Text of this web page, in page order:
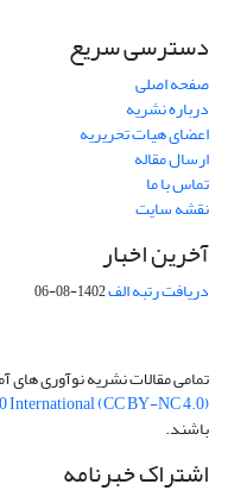
دسترسی سریع
صفحه اصلی
درباره نشریه
اعضای هیات تحریریه
ارسال مقاله
تماس با ما
نقشه سایت
آخرین اخبار
دریافت رتبه الف1402-08-06
تمامی مقالات نشریه نوآوری
(CC BY-NC 4.0)
باشند.
اشتراک خبرنامه